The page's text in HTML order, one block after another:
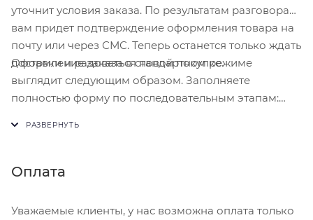
уточнит условия заказа. По результатам разговора
вам придет подтверждение оформления товара на
почту или через СМС. Теперь останется только ждать
доставки и радоваться новой покупке.
Оформление заказа в стандартном режиме
выглядит следующим образом. Заполняете
полностью форму по последовательным этапам:
Нажмите кнопку «Оформить заказ».
Оплата
Уважаемые клиенты, у нас возможна оплата только